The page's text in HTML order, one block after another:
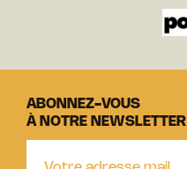
ABONNEZ-VOUS
À NOTRE NEWSLETTER